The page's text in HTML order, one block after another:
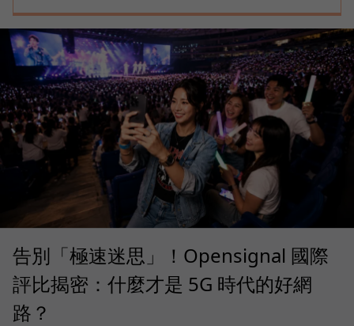
告別「極速迷思」！Opensignal 國際
評比揭密：什麼才是 5G 時代的好網
路？